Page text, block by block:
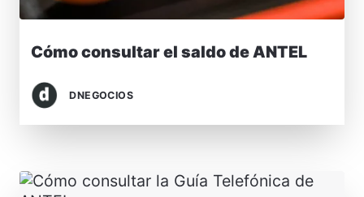
Cómo consultar el saldo de ANTEL
DNEGOCIOS